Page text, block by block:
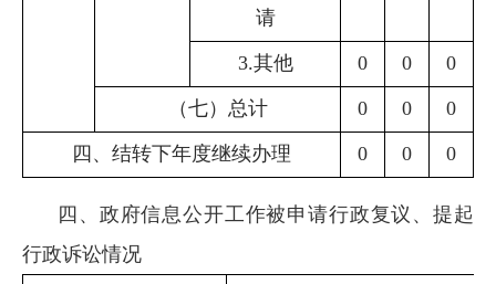
请
3.其他 0 0 0
（七）总计 0 0 0
四、结转下年度继续办理 0 0 0
四、政府信息公开工作被申请行政复议、提起
行政诉讼情况